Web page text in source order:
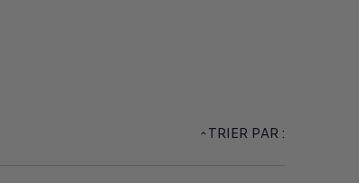
TRIER PAR :